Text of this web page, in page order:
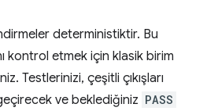
deterministiktir. Bu
kontrol etmek için klasik birim
Testlerinizi, çeşitli çıkışları
ve beklediğiniz PASS